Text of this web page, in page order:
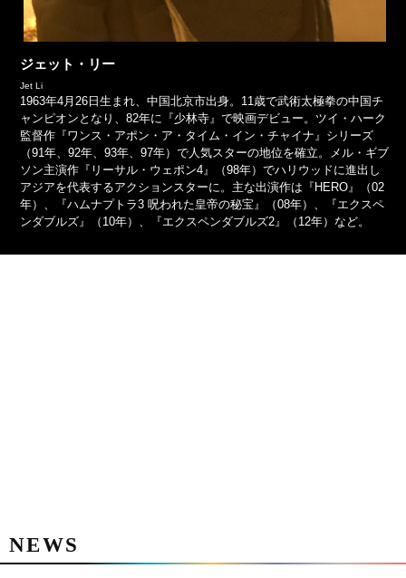
ジェット・リー
Jet Li
1963年4月26日生まれ、中国北京市出身。11歳で武術太極拳の中国チ
ャンピオンとなり、82年に『少林寺』で映画デビュー。ツイ・ハーク
監督作『ワンス・アポン・ア・タイム・イン・チャイナ』シリーズ
（91年、92年、93年、97年）で人気スターの地位を確立。メル・ギブ
ソン主演作『リーサル・ウェポン4』（98年）でハリウッドに進出し
アジアを代表するアクションスターに。主な出演作は『HERO』（02
年）、『ハムナプトラ3 呪われた皇帝の秘宝』（08年）、『エクスペ
ンダブルズ』（10年）、『エクスペンダブルズ2』（12年）など。
NEWS